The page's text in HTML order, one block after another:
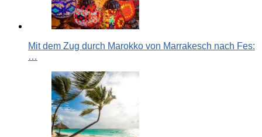
Mit dem Zug durch Marokko von Marrakesch nach Fes:
…